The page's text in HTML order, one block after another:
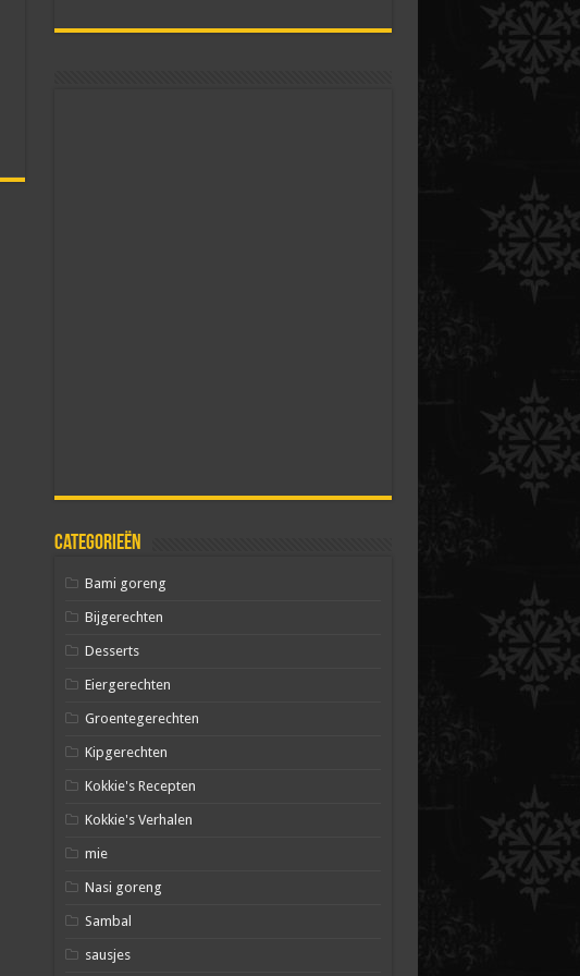
Categorieën
Bami goreng
Bijgerechten
Desserts
Eiergerechten
Groentegerechten
Kipgerechten
Kokkie's Recepten
Kokkie's Verhalen
mie
Nasi goreng
Sambal
sausjes